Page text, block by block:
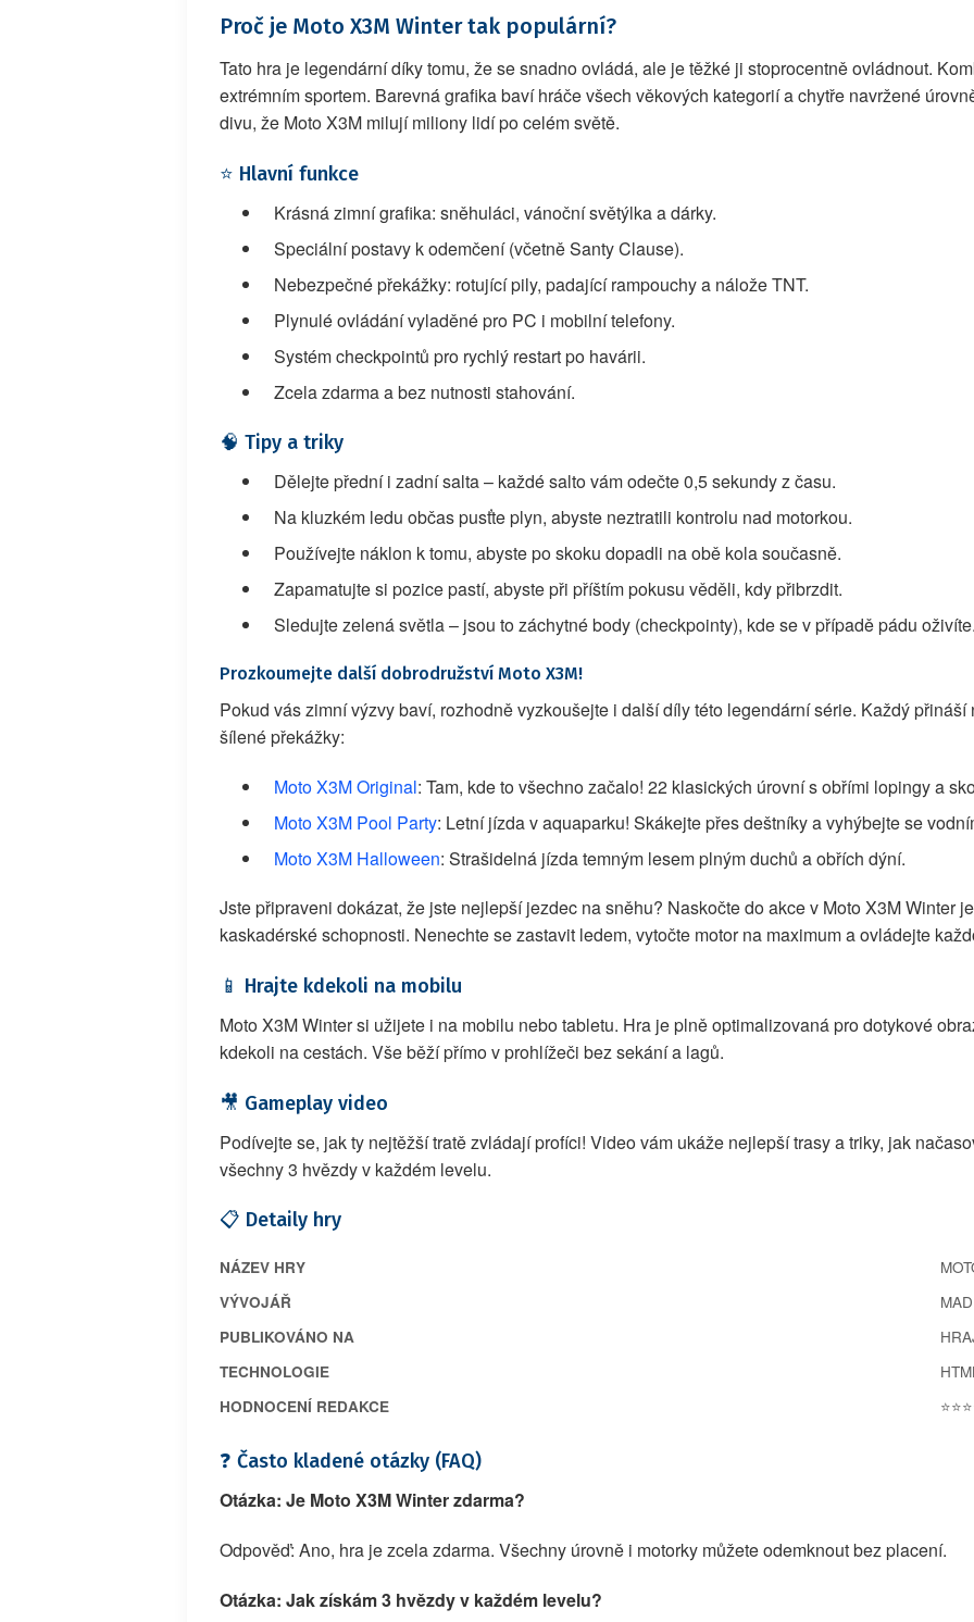
Proč je Moto X3M Winter tak populární?
Tato hra je legendární díky tomu, že se snadno ovládá, ale je těžké ji stoprocentně ovládnout.
extrémním sportem. Barevná grafika baví hráče všech věkových kategorií a chytře navržené
divu, že Moto X3M milují miliony lidí po celém světě.
⭐ Hlavní funkce
Krásná zimní grafika: sněhuláci, vánoční světýlka a dárky.
Speciální postavy k odemčení (včetně Santy Clause).
Nebezpečné překážky: rotující pily, padající rampouchy a nálože TNT.
Plynulé ovládání vyladěné pro PC i mobilní telefony.
Systém checkpointů pro rychlý restart po havárii.
Zcela zdarma a bez nutnosti stahování.
🧠 Tipy a triky
Dělejte přední i zadní salta – každé salto vám odečte 0,5 sekundy z času.
Na kluzkém ledu občas pusťte plyn, abyste neztratili kontrolu nad motorkou.
Používejte náklon k tomu, abyste po skoku dopadli na obě kola současně.
Zapamatujte si pozice pastí, abyste při příštím pokusu věděli, kdy přibrzdit.
Sledujte zelená světla – jsou to záchytné body (checkpointy), kde se v případě pádu
Prozkoumejte další dobrodružství Moto X3M!
Pokud vás zimní výzvy baví, rozhodně vyzkoušejte i další díly této legendární série. Každý
šílené překážky:
Moto X3M Original: Tam, kde to všechno začalo! 22 klasických úrovní s obřími lopingy a
Moto X3M Pool Party: Letní jízda v aquaparku! Skákejte přes deštníky a vyhýbejte se
Moto X3M Halloween: Strašidelná jízda temným lesem plným duchů a obřích dýní.
Jste připraveni dokázat, že jste nejlepší jezdec na sněhu? Naskočte do akce v Moto X3M Winter
kaskadérské schopnosti. Nenechte se zastavit ledem, vytočte motor na maximum a ovládejte
📱 Hrajte kdekoli na mobilu
Moto X3M Winter si užijete i na mobilu nebo tabletu. Hra je plně optimalizovaná pro dotykové
kdekoli na cestách. Vše běží přímo v prohlížeči bez sekání a lagů.
🎥 Gameplay video
Podívejte se, jak ty nejtěžší tratě zvládají profíci! Video vám ukáže nejlepší trasy a triky, jak
všechny 3 hvězdy v každém levelu.
📋 Detaily hry
NÁZEV HRY
VÝVOJÁŘ
PUBLIKOVÁNO NA
TECHNOLOGIE
HODNOCENÍ REDAKCE
❓ Často kladené otázky (FAQ)
Otázka: Je Moto X3M Winter zdarma?
Odpověď: Ano, hra je zcela zdarma. Všechny úrovně i motorky můžete odemknout bez placení.
Otázka: Jak získám 3 hvězdy v každém levelu?